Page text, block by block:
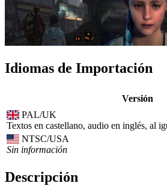
Idiomas de Importación
Versión
PAL/UK
Textos en castellano, audio en inglés, al
NTSC/USA
Sin información
Descripción